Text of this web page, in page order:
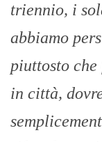
triennio, i
abbiamo
piuttosto
in città,